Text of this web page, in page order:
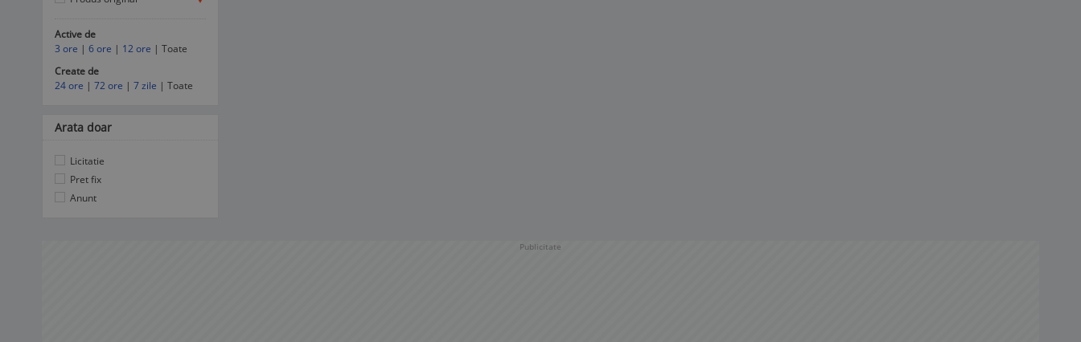
Active de
3 ore | 6 ore | 12 ore | Toate
Create de
24 ore | 72 ore | 7 zile | Toate
Arata doar
Licitatie
Pret fix
Anunt
Publicitate